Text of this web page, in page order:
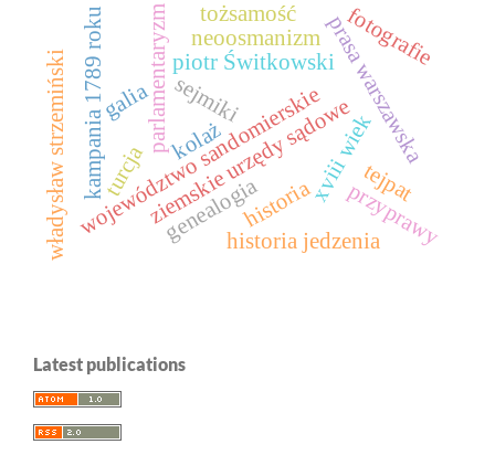
województwo sandomierskie
ziemskie urzędy sądowe
sejmiki
parlamentaryzm
kampania 1789 roku piotr Świtkowskiprasa warszawska
xviii wiek
genealogiahistoria
historia jedzenia
galia
przyprawy
tejpat
władysław strzemiński kolaż
fotografie
turcja
neoosmanizm
tożsamość
Latest publications